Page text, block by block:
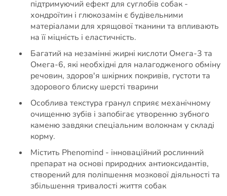
підтримуючий ефект для суглобів собак -
хондроїтин і глюкозамін є будівельними
матеріалами для хрящової тканини та впливають
на її міцність і еластичність.
Багатий на незамінні жирні кислоти Омега-3 та
Омега-6, які необхідні для налагодженого обміну
речовин, здоров'я шкірних покривів, густоти та
здорового блиску шерсті тварини
Особлива текстура гранул сприяє механічному
очищенню зубів і запобігає утворенню зубного
каменю завдяки спеціальним волокнам у складі
корму.
Містить Phenomind - інноваційний рослинний
препарат на основі природних антиоксидантів,
створений для поліпшення мозкової діяльності та
збільшення тривалості життя собак